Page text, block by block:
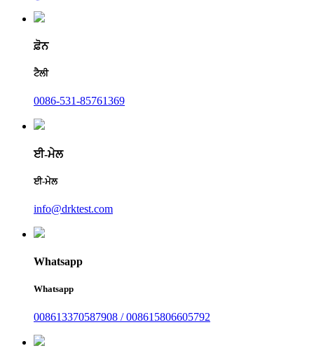
ਫ਼ੋਨ
ਟੈਲੀ
0086-531-85761369
ਈ-ਮੇਲ
ਈ-ਮੇਲ
info@drktest.com
Whatsapp
Whatsapp
008613370587908 / 008615806605792